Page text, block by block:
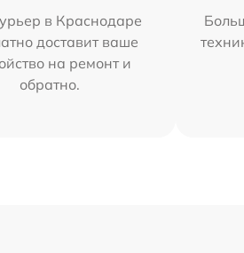
в Краснодаре
доставит ваше
на ремонт и
обратно.